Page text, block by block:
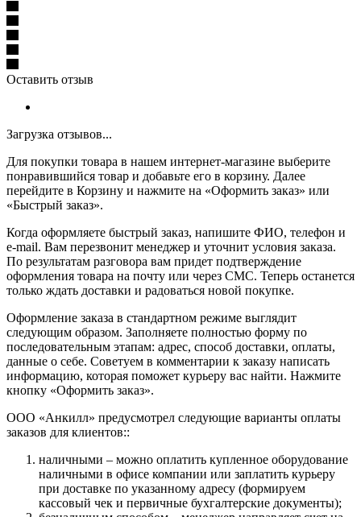
Оставить отзыв
Загрузка отзывов...
Для покупки товара в нашем интернет-магазине выберите
понравившийся товар и добавьте его в корзину. Далее
перейдите в Корзину и нажмите на «Оформить заказ» или
«Быстрый заказ».
Когда оформляете быстрый заказ, напишите ФИО, телефон и
e-mail. Вам перезвонит менеджер и уточнит условия заказа.
По результатам разговора вам придет подтверждение
оформления товара на почту или через СМС. Теперь останется
только ждать доставки и радоваться новой покупке.
Оформление заказа в стандартном режиме выглядит
следующим образом. Заполняете полностью форму по
последовательным этапам: адрес, способ доставки, оплаты,
данные о себе. Советуем в комментарии к заказу написать
информацию, которая поможет курьеру вас найти. Нажмите
кнопку «Оформить заказ».
ООО «Анкилл» предусмотрел следующие варианты оплаты
заказов для клиентов::
наличными – можно оплатить купленное оборудование
наличными в офисе компании или заплатить курьеру
при доставке по указанному адресу (формируем
кассовый чек и первичные бухгалтерские документы);